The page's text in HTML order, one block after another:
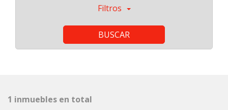
Filtros
BUSCAR
1 inmuebles en total